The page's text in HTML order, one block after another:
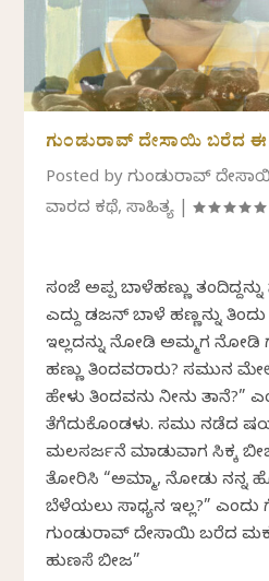
ಗುಂಡುರಾವ್ ದೇಸಾಯಿ ಬರೆದ ಈ
Posted byಗುಂಡುರಾವ್
ವಾರದ ಕಥೆ,ಸಾಹಿತ್ಯ |
ಸಂಜೆ ಅಪ್ಪ ಬಾಳೆಹಣ್ಣು
ಎದ್ದು ಡಜನ್ ಬಾಳೆ ಹಣ್ಣನ್ನು
ಇಲ್ಲದನ್ನು ನೋಡಿ ಅಮ್ಮಗ ನೋಡಿ
ಹಣ್ಣು ತಿಂದವರಾರು? ಸಮುನ
ಹೇಳು ತಿಂದವನು ನೀನು ತಾನೆ?”
ತೆಗೆದುಕೊಂಡಳು. ಸಮು ನಡೆದ
ಮಲವಿಸರ್ಜನೆ ಮಾಡುವಾಗ ಸಿಕ್ಕ
ತೋರಿಸಿ “ಅಮ್ಮಾ, ನೋಡು ನನ್ನ
ಬೆಳೆಯಲು ಸಾಧ್ಯನ ಇಲ್ಲ?” ಎಂದು
ಗುಂಡುರಾವ್‌ ದೇಸಾಯಿ ಬರೆದ
ಹುಣಸೆ ಬೀಜ”